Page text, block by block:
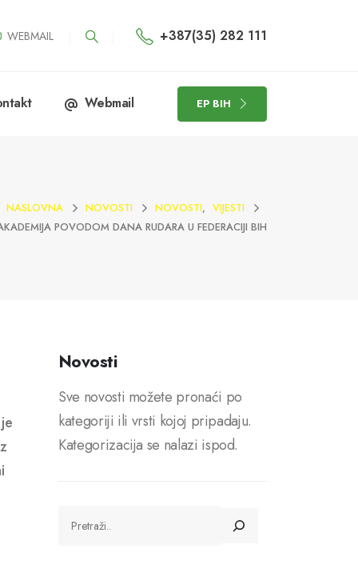
WEBMAIL +387(35) 282 111
Webmail EP BIH
NASLOVNA NOVOSTI NOVOSTI, VIJESTI
POVODOM DANA RUDARA U FEDERACIJI BIH
Novosti
Sve novosti možete pronaći po
kategoriji ili vrsti kojoj pripadaju.
Kategorizacija se nalazi ispod.